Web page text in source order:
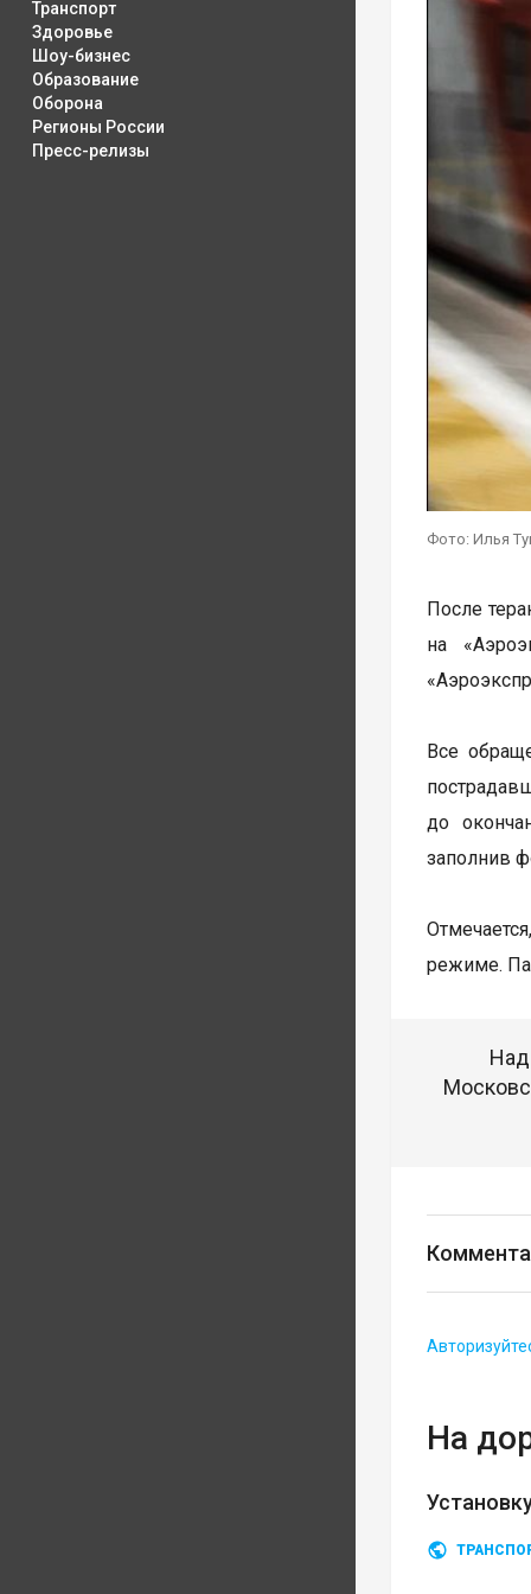
Транспорт
Здоровье
Шоу-бизнес
Образование
Оборона
Регионы России
Пресс-релизы
Фото: Илья
После
на
Все
до
заполнив
режиме.
На